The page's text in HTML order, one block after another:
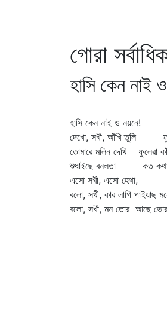
গোরা
হাসি কেন নাই ও
হাসি কেন নাই ও নয়নে!
দেখো, সখী, আঁখি তুলি
তোমারে মলিন দেখি ফুলেরা
শুধাইছে বনলতা কত
এসো সখী, এসো হেথা,
বলো, সখী, কার লাগি পাইয়াছ
বলো, সখী, মন তোর আছে